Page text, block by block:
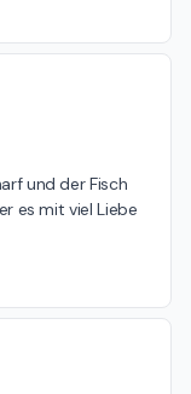
und der Fisch
es mit viel Liebe